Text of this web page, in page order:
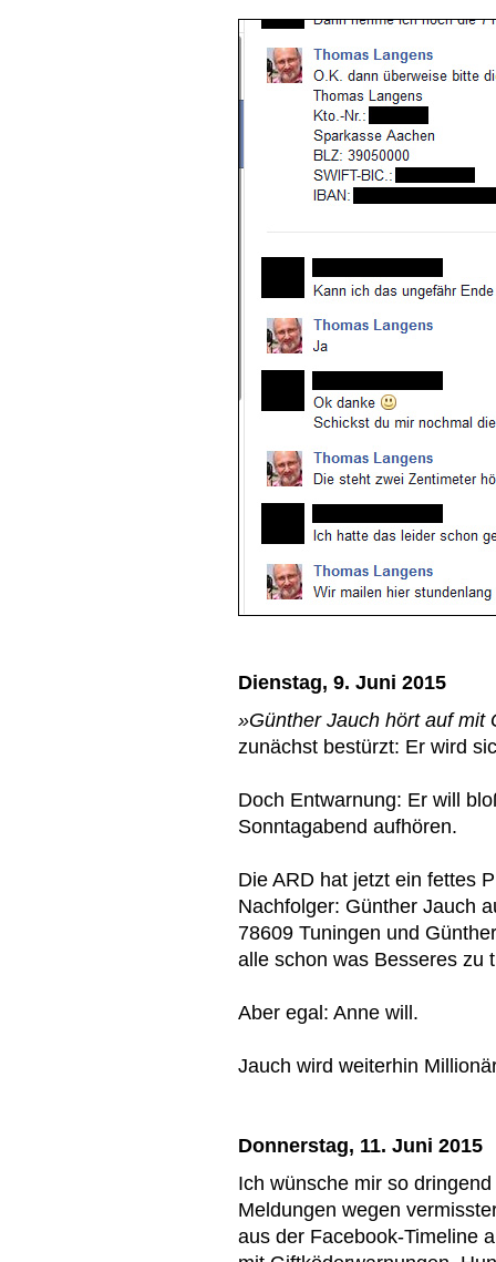
Dienstag, 9. Juni 2015
»Günther Jauch hört auf mit
zunächst bestürzt: Er wird
Doch Entwarnung: Er will
Sonntagabend aufhören.
Die ARD hat jetzt ein fettes
Nachfolger: Günther Jauch
78609 Tuningen und
alle schon was Besseres zu
Aber egal: Anne will.
Jauch wird weiterhin
Donnerstag, 11. Juni 2015
Ich wünsche mir so
Meldungen wegen
aus der Facebook-Timeline